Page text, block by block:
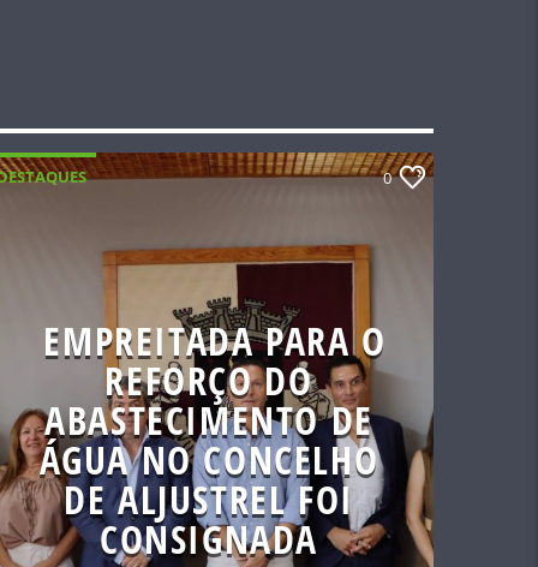
0
EMPREITADA PARA O
REFORÇO DO
ABASTECIMENTO DE
ÁGUA NO CONCELHO
DE ALJUSTREL FOI
CONSIGNADA